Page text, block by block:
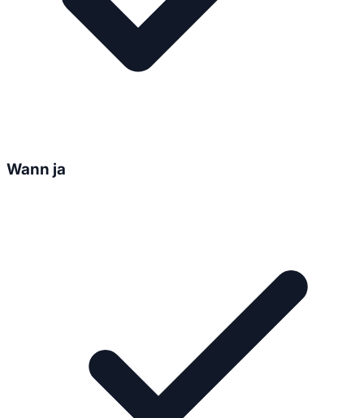
Wann ja